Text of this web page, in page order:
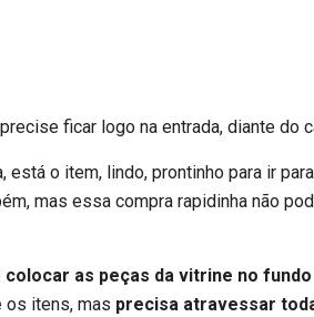
ficar logo na entrada, diante do
o item, lindo, prontinho para ir
mas essa compra rapidinha não
colocar as peças da vitrine no fundo
os itens, mas precisa atravessar